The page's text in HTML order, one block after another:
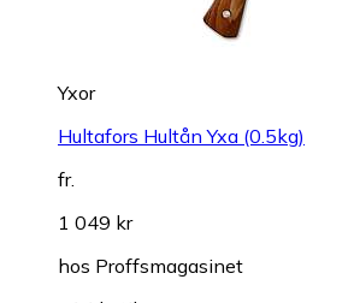
Yxor
Hultafors Hultån Yxa (0.5kg)
fr.
1 049 kr
hos Proffsmagasinet